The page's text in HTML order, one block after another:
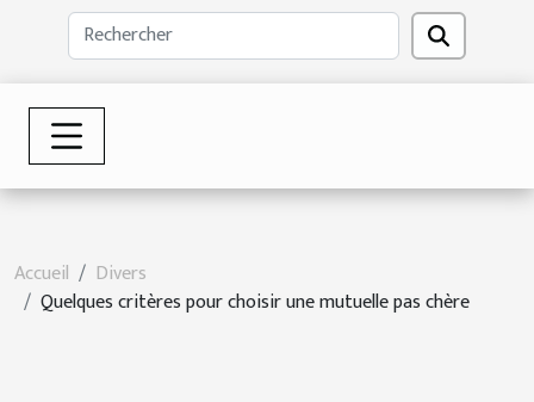
Accueil
Divers
Quelques critères pour choisir une mutuelle pas chère